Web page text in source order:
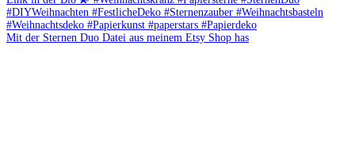
Mit der Sternen Duo Datei aus meinem Etsy Shop has